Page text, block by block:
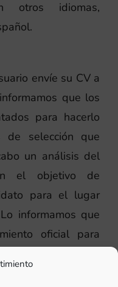
otros idiomas,
envíe su CV a
que los
para hacerlo
de selección que
un análisis del
el objetivo de
para el lugar
informamos que
oficial para
por otro